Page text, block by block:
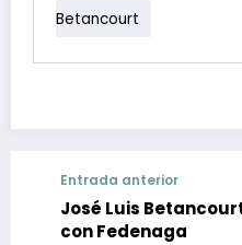
Betancourt
Entrada anterior
José Luis
con Fedenaga